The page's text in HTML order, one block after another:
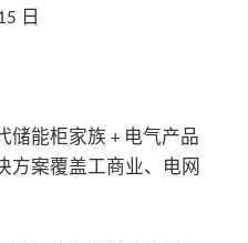
日
储能柜家族 + 电气产品
方案覆盖工商业、电网